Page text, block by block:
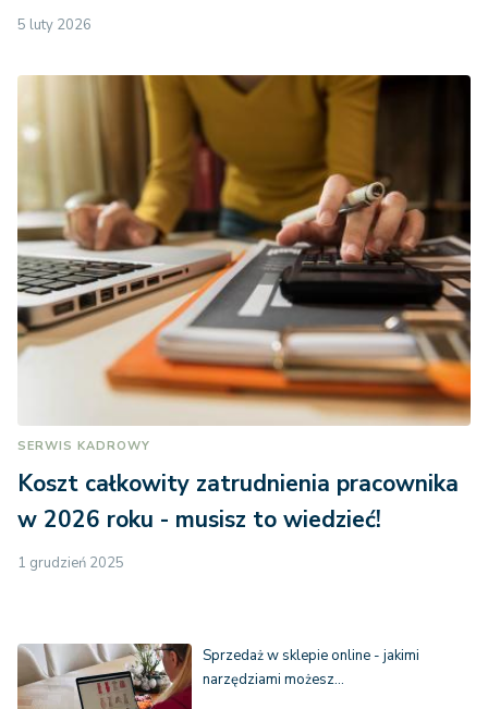
5 luty 2026
SERWIS KADROWY
Koszt całkowity zatrudnienia pracownika
w 2026 roku - musisz to wiedzieć!
1 grudzień 2025
Sprzedaż w sklepie online - jakimi
narzędziami możesz…